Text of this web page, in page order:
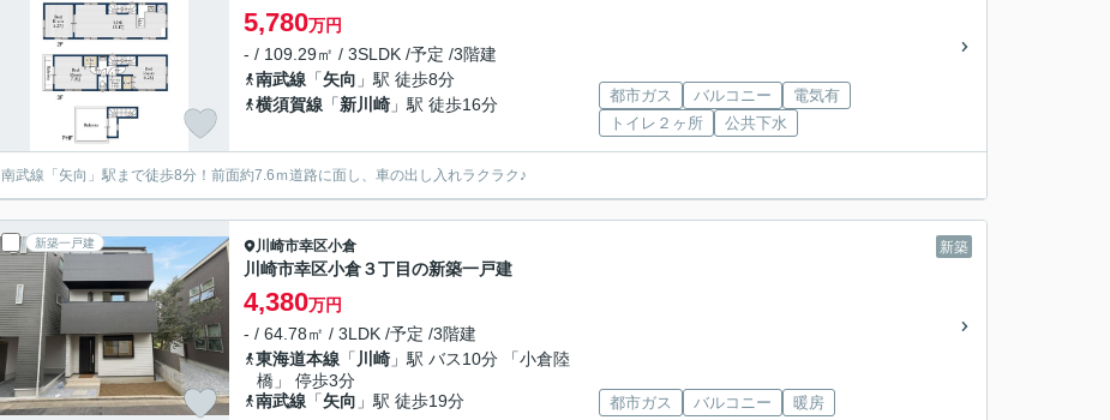
5,780万円
- / 109.29㎡ / 3SLDK /予定 /3階建
南武線 「矢向 」駅 徒歩8分
横須賀線 「新川崎 」駅 徒歩16分 都市ガス バルコニー
電気有
トイレ２ヶ所
公共下水
南武線「矢向」駅まで徒歩8分！前面約7.6ｍ道路に面し、車の出し入れラクラク♪
新築一戸建 新築
川崎市幸区小倉
川崎市幸区小倉３丁目の新築一戸建
4,380万円
- / 64.78㎡ / 3LDK /予定 /3階建
東海道本線 「 川崎 」駅 バス10分 「小倉陸
橋」 停歩3分
南武線 「矢向 」駅 徒歩19分 都市ガス バルコニー 暖房